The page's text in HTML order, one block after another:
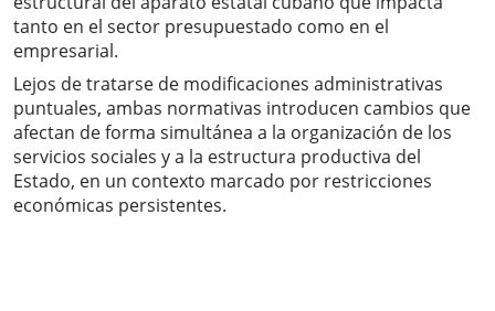
tanto en el sector presupuestado como en el
empresarial.
Lejos de tratarse de modificaciones administrativas
puntuales, ambas normativas introducen cambios que
afectan de forma simultánea a la organización de los
servicios sociales y a la estructura productiva del
Estado, en un contexto marcado por restricciones
económicas persistentes.